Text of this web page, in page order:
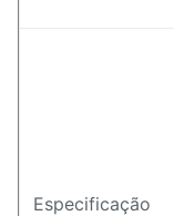
Especificação